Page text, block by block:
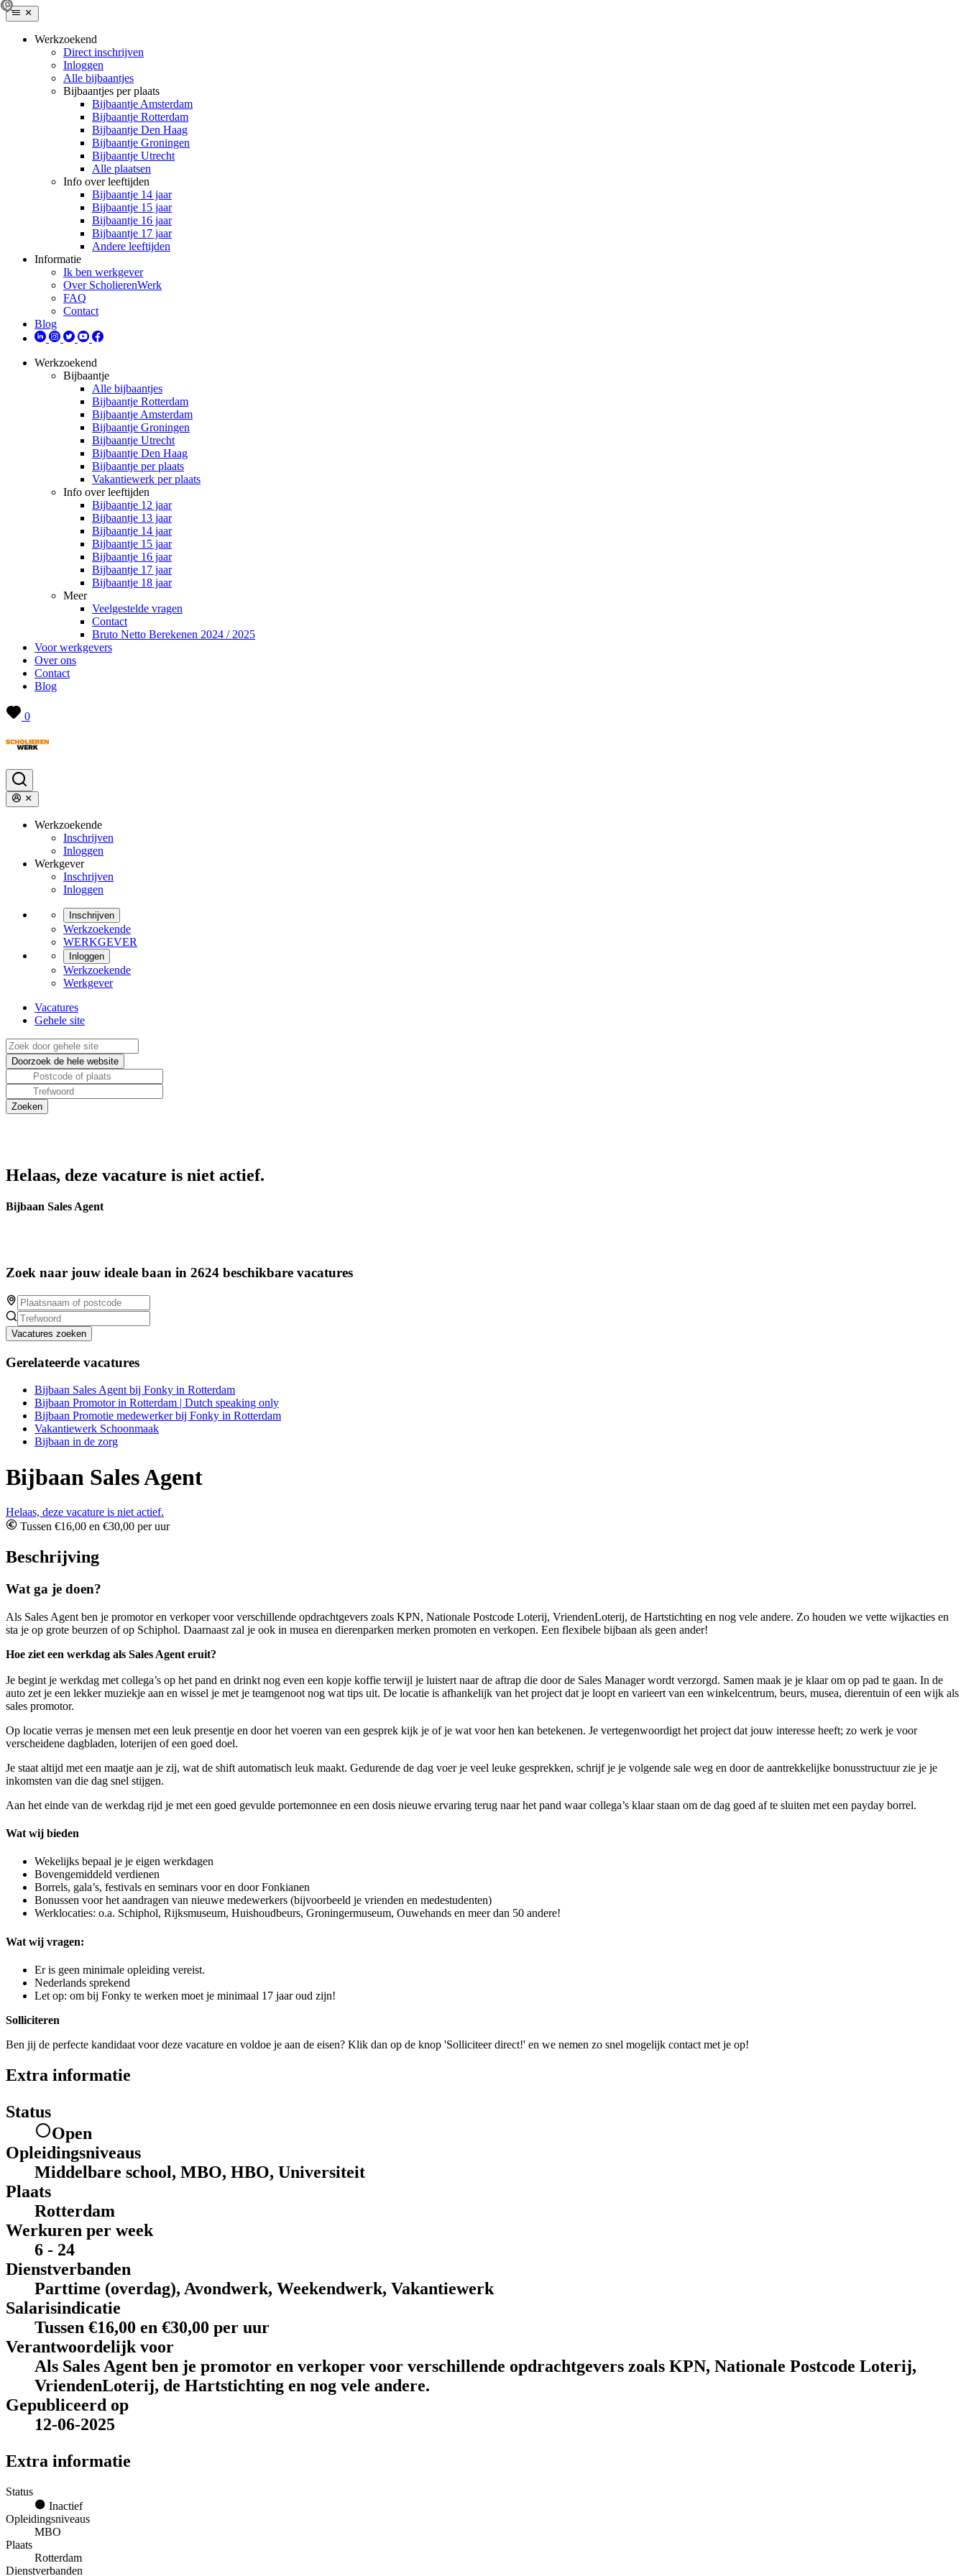
Werkzoekend
Direct inschrijven
Inloggen
Alle bijbaantjes
Bijbaantjes per plaats
Bijbaantje Amsterdam
Bijbaantje Rotterdam
Bijbaantje Den Haag
Bijbaantje Groningen
Bijbaantje Utrecht
Alle plaatsen
Info over leeftijden
Bijbaantje 14 jaar
Bijbaantje 15 jaar
Bijbaantje 16 jaar
Bijbaantje 17 jaar
Andere leeftijden
Informatie
Ik ben werkgever
Over ScholierenWerk
FAQ
Contact
Blog
Werkzoekend
Bijbaantje
Alle bijbaantjes
Bijbaantje Rotterdam
Bijbaantje Amsterdam
Bijbaantje Groningen
Bijbaantje Utrecht
Bijbaantje Den Haag
Bijbaantje per plaats
Vakantiewerk per plaats
Info over leeftijden
Bijbaantje 12 jaar
Bijbaantje 13 jaar
Bijbaantje 14 jaar
Bijbaantje 15 jaar
Bijbaantje 16 jaar
Bijbaantje 17 jaar
Bijbaantje 18 jaar
Meer
Veelgestelde vragen
Contact
Bruto Netto Berekenen 2024 / 2025
Voor werkgevers
Over ons
Contact
Blog
0
Werkzoekende
Inschrijven
Inloggen
Werkgever
Inschrijven
Inloggen
Inschrijven
Werkzoekende
WERKGEVER
Inloggen
Werkzoekende
Werkgever
Vacatures
Gehele site
Helaas, deze vacature is niet actief.
Bijbaan Sales Agent
Zoek naar jouw ideale baan in 2624 beschikbare vacatures
Vacatures zoeken
Gerelateerde vacatures
Bijbaan Sales Agent bij Fonky in Rotterdam
Bijbaan Promotor in Rotterdam | Dutch speaking only
Bijbaan Promotie medewerker bij Fonky in Rotterdam
Vakantiewerk Schoonmaak
Bijbaan in de zorg
Bijbaan Sales Agent
Helaas, deze vacature is niet actief.
Tussen €16,00 en €30,00 per uur
Beschrijving
Wat ga je doen?
Als Sales Agent ben je promotor en verkoper voor verschillende opdrachtgevers zoals KPN, Nationale Postcode Loterij, VriendenLoterij, de Hartstichting en nog vele andere. Zo houden we vette wijkacties en
sta je op grote beurzen of op Schiphol. Daarnaast zal je ook in musea en dierenparken merken promoten en verkopen. Een flexibele bijbaan als geen ander!
Hoe ziet een werkdag als Sales Agent eruit?
Je begint je werkdag met collega’s op het pand en drinkt nog even een kopje koffie terwijl je luistert naar de aftrap die door de Sales Manager wordt verzorgd. Samen maak je je klaar om op pad te gaan. In de
auto zet je een lekker muziekje aan en wissel je met je teamgenoot nog wat tips uit. De locatie is afhankelijk van het project dat je loopt en varieert van een winkelcentrum, beurs, musea, dierentuin of een wijk als
sales promotor.
Op locatie verras je mensen met een leuk presentje en door het voeren van een gesprek kijk je of je wat voor hen kan betekenen. Je vertegenwoordigt het project dat jouw interesse heeft; zo werk je voor
verscheidene dagbladen, loterijen of een goed doel.
Je staat altijd met een maatje aan je zij, wat de shift automatisch leuk maakt. Gedurende de dag voer je veel leuke gesprekken, schrijf je je volgende sale weg en door de aantrekkelijke bonusstructuur zie je je
inkomsten van die dag snel stijgen.
Aan het einde van de werkdag rijd je met een goed gevulde portemonnee en een dosis nieuwe ervaring terug naar het pand waar collega’s klaar staan om de dag goed af te sluiten met een payday borrel.
Wat wij bieden
Wekelijks bepaal je je eigen werkdagen
Bovengemiddeld verdienen
Borrels, gala’s, festivals en seminars voor en door Fonkianen
Bonussen voor het aandragen van nieuwe medewerkers (bijvoorbeeld je vrienden en medestudenten)
Werklocaties: o.a. Schiphol, Rijksmuseum, Huishoudbeurs, Groningermuseum, Ouwehands en meer dan 50 andere!
Wat wij vragen:
Er is geen minimale opleiding vereist.
Nederlands sprekend
Let op: om bij Fonky te werken moet je minimaal 17 jaar oud zijn!
Solliciteren
Ben jij de perfecte kandidaat voor deze vacature en voldoe je aan de eisen? Klik dan op de knop 'Solliciteer direct!' en we nemen zo snel mogelijk contact met je op!
Extra informatie
Status
Open
Opleidingsniveaus
Middelbare school, MBO, HBO, Universiteit
Plaats
Rotterdam
Werkuren per week
6 - 24
Dienstverbanden
Parttime (overdag), Avondwerk, Weekendwerk, Vakantiewerk
Salarisindicatie
Tussen €16,00 en €30,00 per uur
Verantwoordelijk voor
Als Sales Agent ben je promotor en verkoper voor verschillende opdrachtgevers zoals KPN, Nationale Postcode Loterij,
VriendenLoterij, de Hartstichting en nog vele andere.
Gepubliceerd op
12-06-2025
Extra informatie
Status
Inactief
Opleidingsniveaus
MBO
Plaats
Rotterdam
Dienstverbanden